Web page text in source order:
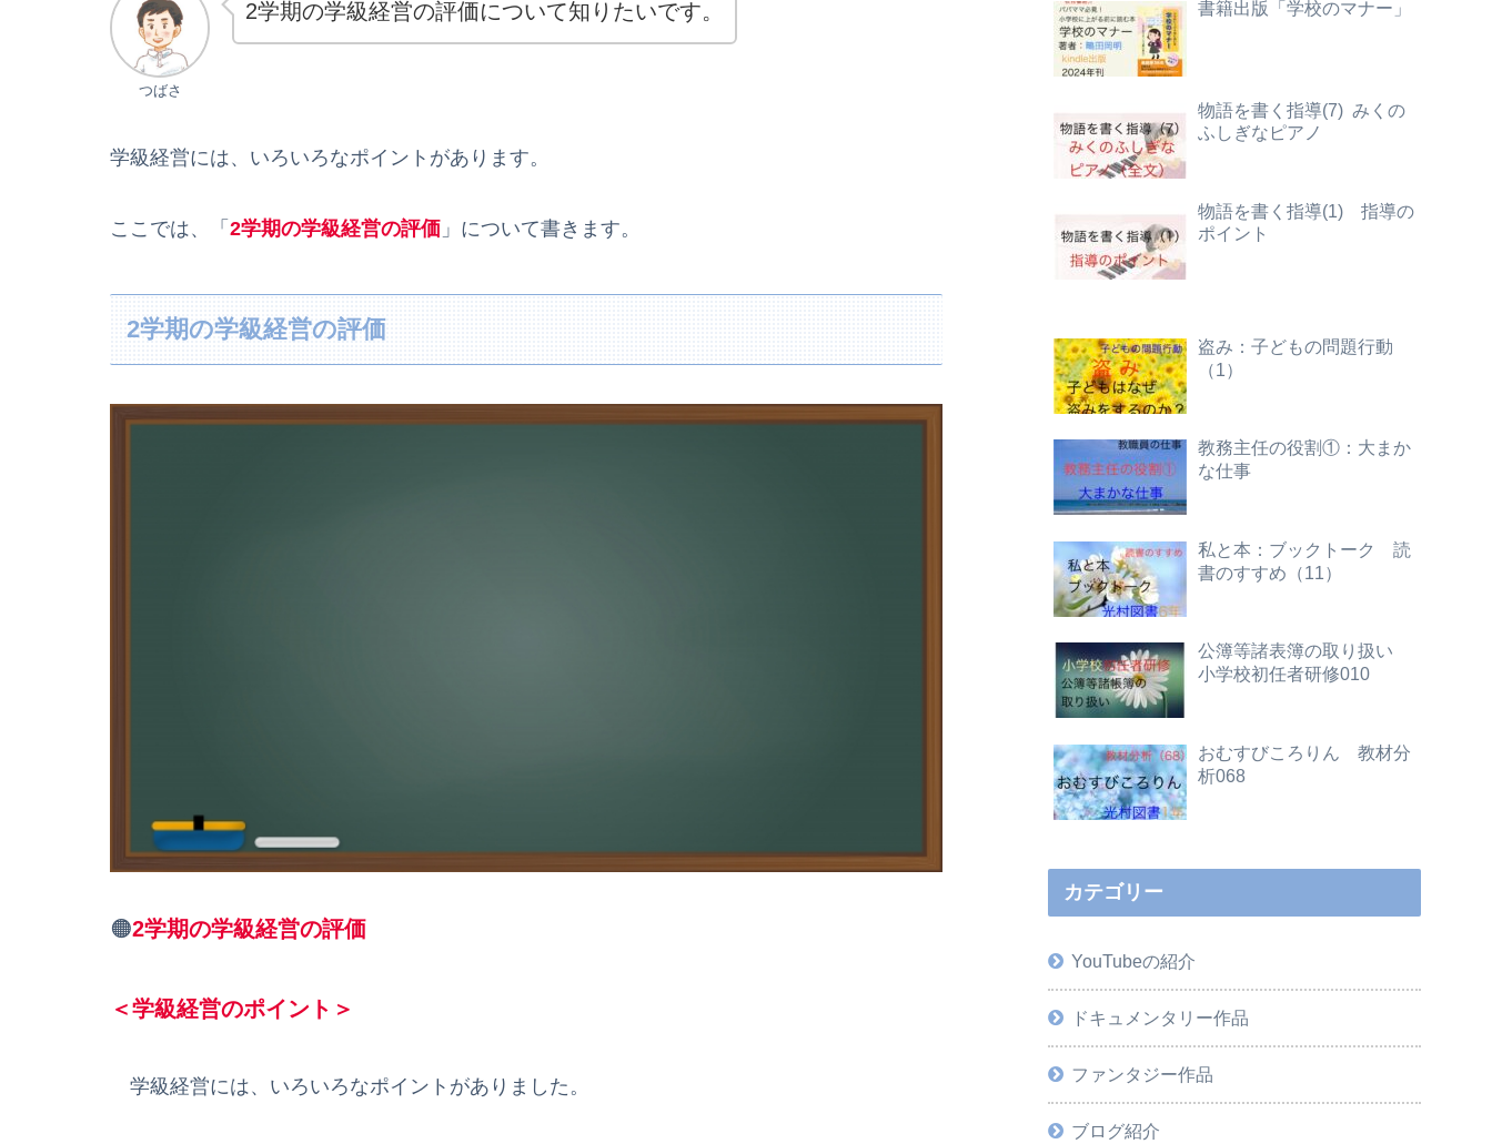
つばさ
2学期の学級経営の評価について知りたいです。
学級経営には、いろいろなポイントがあります。
ここでは、「 2学期の学級経営の評価 」について書きます。
2学期の学級経営の評価
🟠2学期の学級経営の評価
＜学級経営のポイント＞
学級経営には、いろいろなポイントがありました。
書籍出版「学校のマナー」
物語を書く指導(7) みくの
ふしぎなピアノ
物語を書く指導(1) 指導の
ポイント
盗み：子どもの問題行動
（1）
教務主任の役割①：大まか
な仕事
私と本：ブックトーク 読
書のすすめ（11）
公簿等諸表簿の取り扱い
小学校初任者研修010
おむすびころりん 教材分
析068
カテゴリー
YouTubeの紹介
ドキュメンタリー作品
ファンタジー作品
ブログ紹介